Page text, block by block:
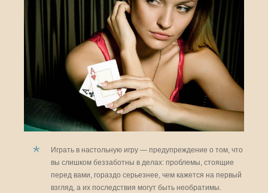
Играть в настольную игру — предупреждение о том, что
вы слишком беззаботны в делах: проблемы, стоящие
перед вами, гораздо серьезнее, чем кажется на первый
взгляд, а их последствия могут быть необратимы.